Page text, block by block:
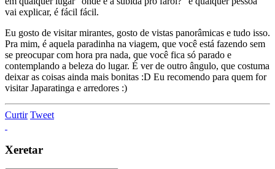
vai explicar, é fácil fácil.
Eu gosto de visitar mirantes, gosto de vistas panorâmicas e tudo isso.
Pra mim, é aquela paradinha na viagem, que você está fazendo sem
se preocupar com hora pra nada, que você fica só parado e
contemplando a beleza do lugar. É ver de outro ângulo, que costuma
deixar as coisas ainda mais bonitas :D Eu recomendo para quem for
visitar Japaratinga e arredores :)
Curtir Tweet
Xeretar